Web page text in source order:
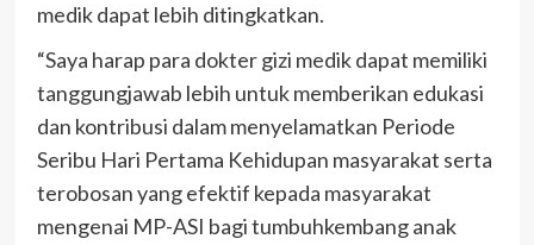
medik dapat lebih ditingkatkan.
“Saya harap para dokter gizi medik dapat memiliki
tanggungjawab lebih untuk memberikan edukasi
dan kontribusi dalam menyelamatkan Periode
Seribu Hari Pertama Kehidupan masyarakat serta
terobosan yang efektif kepada masyarakat
mengenai MP-ASI bagi tumbuhkembang anak